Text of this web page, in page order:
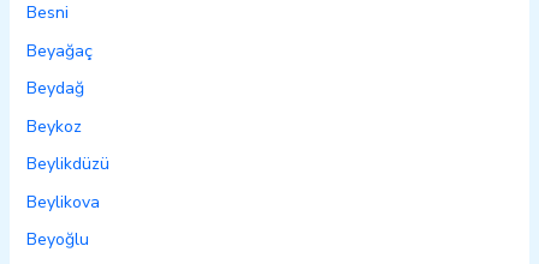
Besni
Beyağaç
Beydağ
Beykoz
Beylikdüzü
Beylikova
Beyoğlu